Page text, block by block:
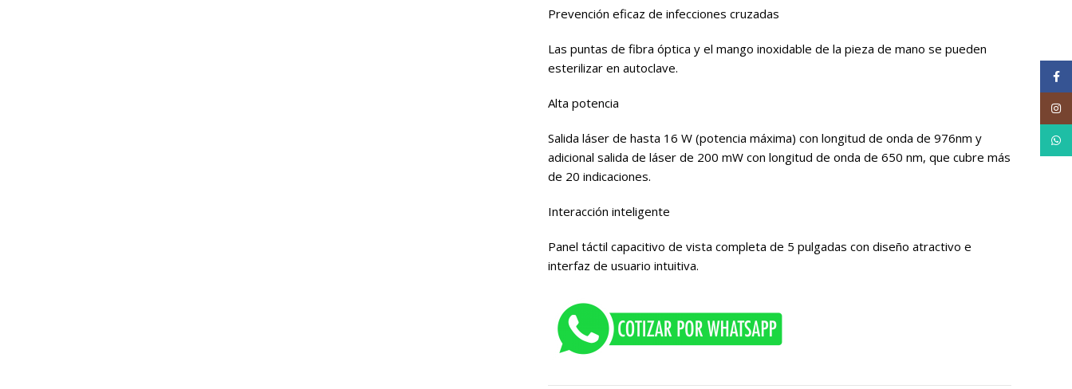
Prevención eficaz de infecciones cruzadas
Las puntas de fibra óptica y el mango inoxidable de la pieza de mano se pueden
esterilizar en autoclave.
Alta potencia
Salida láser de hasta 16 W (potencia máxima) con longitud de onda de 976nm y
adicional salida de láser de 200 mW con longitud de onda de 650 nm, que cubre más
de 20 indicaciones.
Interacción inteligente
Panel táctil capacitivo de vista completa de 5 pulgadas con diseño atractivo e
interfaz de usuario intuitiva.